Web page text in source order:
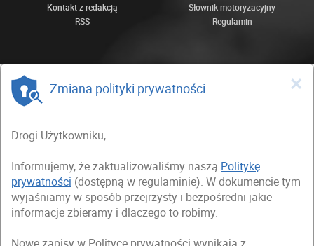
Kontakt z redakcją
Słownik motoryzacyjny
RSS
Regulamin
×
Zmiana polityki prywatności
Drogi Użytkowniku,
Informujemy, że zaktualizowaliśmy naszą Politykę
prywatności (dostępną w regulaminie). W dokumencie tym
wyjaśniamy w sposób przejrzysty i bezpośredni jakie
informacje zbieramy i dlaczego to robimy.